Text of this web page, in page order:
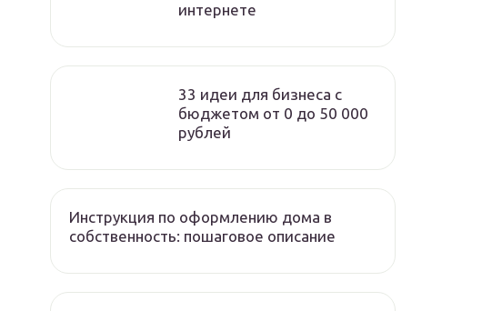
интернете
33 идеи для бизнеса с
бюджетом от 0 до 50 000
рублей
Инструкция по оформлению дома в
собственность: пошаговое описание